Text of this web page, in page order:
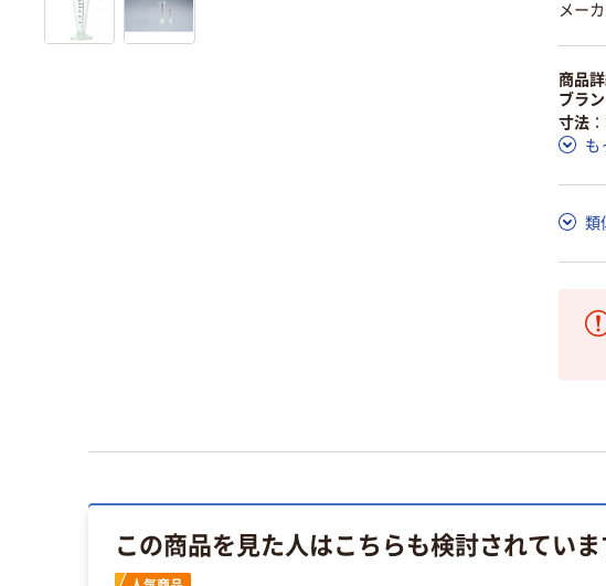
メー
商品
ブラ
寸法
も
類
この商品を見た人はこちらも検討されてい